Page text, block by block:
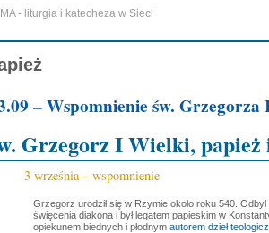
- liturgia i katecheza w Sieci
– Wspomnienie św. Grzegorza
Grzegorz I Wielki, papież
3 września – wspomnienie
Grzegorz urodził się w Rzymie około roku 540.
święcenia diakona i był legatem papieskim w
opiekunem biednych i płodnym autorem dzieł